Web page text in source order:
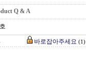
Q & A
바로잡아주세요 (1)